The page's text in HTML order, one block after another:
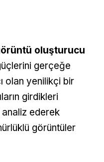
oluşturucu
gerçeğe
olan yenilikçi bir
girdikleri
ederek
görüntüler